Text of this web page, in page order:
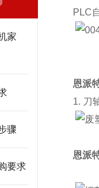
家
骤
要求
PLC
恩派
1. 刀
恩派